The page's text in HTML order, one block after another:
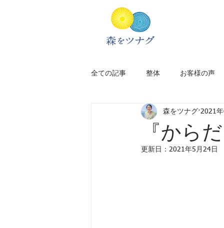
全ての記事 整体 お客様の声
新居のこと アフリカ旅
福岡 旅のプラン
『から
森をツナグ 2021
更新日： 2021年5月24日